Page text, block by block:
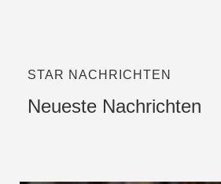
STAR NACHRICHTEN
Neueste Nachrichten